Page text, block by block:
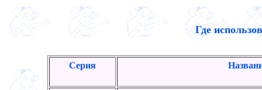
Где
Серия